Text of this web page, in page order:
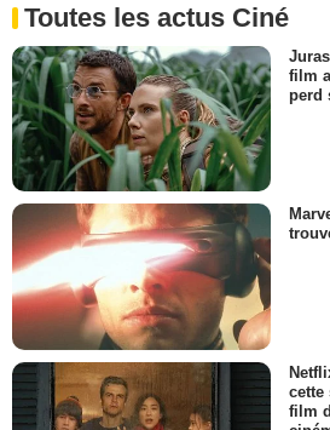
Toutes les actus Ciné
film
perd
cette
film